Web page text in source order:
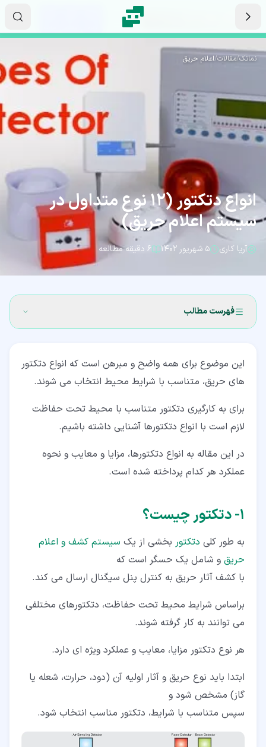
نماتک/مقالات/اعلام حریق
انواع دتکتور (12 نوع متداول در
سیستم اعلام حریق)
آریا کاری ۵ شهریور ۱۴۰۲ ۶ دقیقه مطالعه
فهرست مطالب
۲‏- انواع دتکتور دودی
Detector)
۲‏-‏۳‏- انواع دتکتور دودی پرتویی (Beam Detector)
۳‏- انواع دتکتور حرارتی (Heat Detector)
۳‏-‏۲‏- نرخ افزایشی (Rate of Rise Heat Detector)
۳‏-‏۳‏- خطی (Linear Heat Detector)
۴‏- انواع دتکتور شعله (Flame Detector)
۵‏- انواع دتکتور گاز (Gas Detector)
این موضوع برای همه واضح و مبرهن است که انواع دتکتور
های حریق، متناسب با شرایط محیط انتخاب می شوند.
برای به کارگیری دتکتور متناسب با محیط تحت حفاظت
لازم است با انواع دتکتورها آشنایی داشته باشیم.
در این مقاله به انواع دتکتورها، مزایا و معایب و نحوه
عملکرد هر کدام پرداخته شده است.
۱‏- دتکتور چیست؟
به طور کلی دتکتور بخشی از یک سیستم کشف و اعلام
حریق و شامل یک حسگر است که
با کشف آثار حریق به کنترل پنل سیگنال ارسال می کند.
براساس شرایط محیط تحت حفاظت، دتکتورهای مختلفی
می توانند به کار گرفته شوند.
هر نوع دتکتور مزایا، معایب و عملکرد ویژه ای دارد.
ابتدا باید نوع حریق و آثار اولیه آن (دود، حرارت، شعله یا
گاز) مشخص شود و
سپس متناسب با شرایط، دتکتور مناسب انتخاب شود.